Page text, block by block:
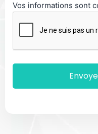
Vos informations sont